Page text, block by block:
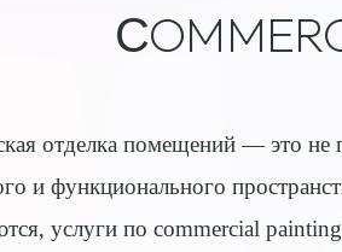
отделка помещений — это не
и функционального
услуги по commercial